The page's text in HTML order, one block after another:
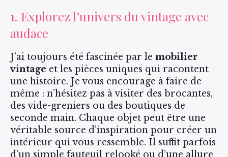
1. Explorez l’univers du vintage avec
audace
J’ai toujours été fascinée par le mobilier
vintage et les pièces uniques qui racontent
une histoire. Je vous encourage à faire de
même : n’hésitez pas à visiter des brocantes,
des vide-greniers ou des boutiques de
seconde main. Chaque objet peut être une
véritable source d’inspiration pour créer un
intérieur qui vous ressemble. Il suffit parfois
d’un simple fauteuil relooké ou d’une allure